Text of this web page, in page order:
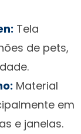
Tela
de pets,
Material
em
e janelas.